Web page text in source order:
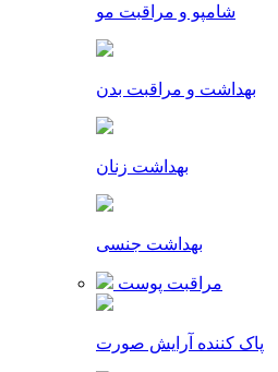
شامپو و مراقبت مو
بهداشت و مراقبت بدن
بهداشت زنان
بهداشت جنسی
مراقبت پوست
پاک کننده آرایش صورت